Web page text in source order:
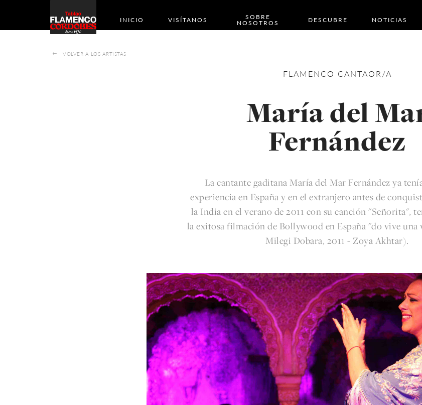
INICIO VISÍTANOS SOBRE
NOSOTROS DESCUBRE NOTICIAS
VOLVER A LOS ARTISTAS
FLAMENCO CANTAOR/A
María del
Fernández
La cantante gaditana María del Mar Fernández ya
experiencia en España y en el extranjero antes de
la India en el verano de 2011 con su canción "Señorita",
la exitosa filmación de Bollywood en España "do vive una
Milegi Dobara, 2011 - Zoya Akhtar).